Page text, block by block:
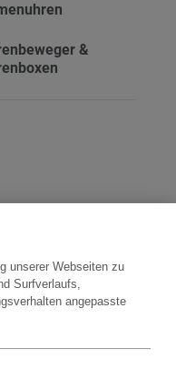
&
Versand
unserer Webseiten zu
Surfverlaufs,
angepasste